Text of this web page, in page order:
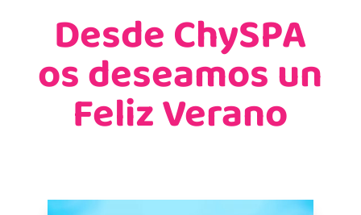
Desde ChySPA
os deseamos un
Feliz Verano